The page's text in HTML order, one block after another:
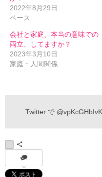
2022年8月29日
ベース
会社と家庭、本当の意味での
両立、してますか？
2023年3月10日
家庭・人間関係
お名前 *
Twitter で